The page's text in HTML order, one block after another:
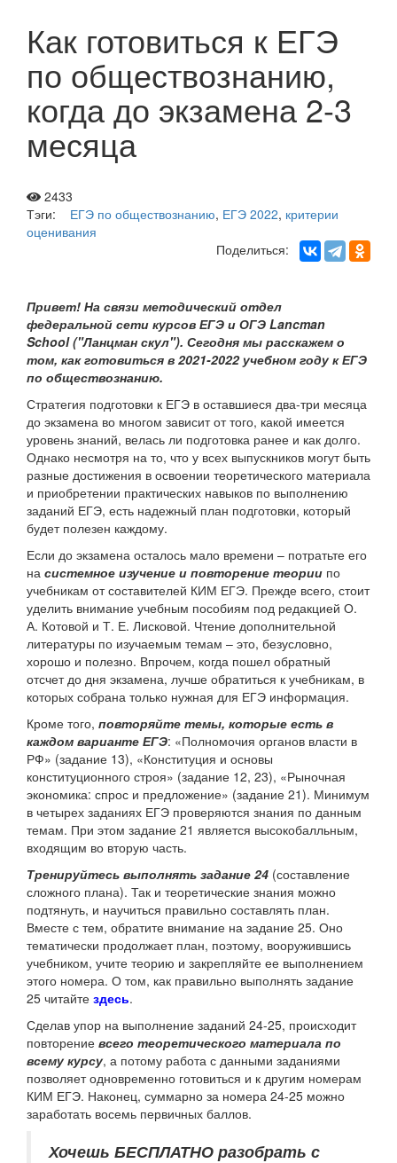
Как готовиться к ЕГЭ
по обществознанию,
когда до экзамена 2-3
месяца
2433
Тэги:
ЕГЭ по обществознанию, ЕГЭ 2022, критерии
оценивания
Поделиться:
Привет! На связи методический отдел
федеральной сети курсов ЕГЭ и ОГЭ Lancman
School ("Ланцман скул"). Сегодня мы расскажем о
том, как готовиться в 2021-2022 учебном году к ЕГЭ
по обществознанию.
Стратегия подготовки к ЕГЭ в оставшиеся два-три месяца
до экзамена во многом зависит от того, какой имеется
уровень знаний, велась ли подготовка ранее и как долго.
Однако несмотря на то, что у всех выпускников могут быть
разные достижения в освоении теоретического материала
и приобретении практических навыков по выполнению
заданий ЕГЭ, есть надежный план подготовки, который
будет полезен каждому.
Если до экзамена осталось мало времени – потратьте его
на системное изучение и повторение теории по
учебникам от составителей КИМ ЕГЭ. Прежде всего, стоит
уделить внимание учебным пособиям под редакцией О.
А. Котовой и Т. Е. Лисковой. Чтение дополнительной
литературы по изучаемым темам – это, безусловно,
хорошо и полезно. Впрочем, когда пошел обратный
отсчет до дня экзамена, лучше обратиться к учебникам, в
которых собрана только нужная для ЕГЭ информация.
Кроме того, повторяйте темы, которые есть в
каждом варианте ЕГЭ: «Полномочия органов власти в
РФ» (задание 13), «Конституция и основы
конституционного строя» (задание 12, 23), «Рыночная
экономика: спрос и предложение» (задание 21). Минимум
в четырех заданиях ЕГЭ проверяются знания по данным
темам. При этом задание 21 является высокобалльным,
входящим во вторую часть.
Тренируйтесь выполнять задание 24 (составление
сложного плана). Так и теоретические знания можно
подтянуть, и научиться правильно составлять план.
Вместе с тем, обратите внимание на задание 25. Оно
тематически продолжает план, поэтому, вооружившись
учебником, учите теорию и закрепляйте ее выполнением
этого номера. О том, как правильно выполнять задание
25 читайте здесь.
Сделав упор на выполнение заданий 24-25, происходит
повторение всего теоретического материала по
всему курсу, а потому работа с данными заданиями
позволяет одновременно готовиться и к другим номерам
КИМ ЕГЭ. Наконец, суммарно за номера 24-25 можно
заработать восемь первичных баллов.
Хочешь БЕСПЛАТНО разобрать с